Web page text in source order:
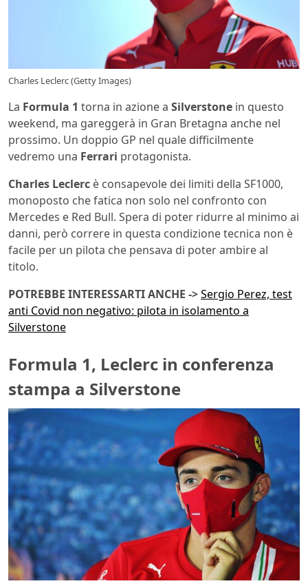
Charles Leclerc (Getty Images)
La Formula 1 torna in azione a Silverstone in questo
weekend, ma gareggerà in Gran Bretagna anche nel
prossimo. Un doppio GP nel quale difficilmente
vedremo una Ferrari protagonista.
Charles Leclerc è consapevole dei limiti della SF1000,
monoposto che fatica non solo nel confronto con
Mercedes e Red Bull. Spera di poter ridurre al minimo ai
danni, però correre in questa condizione tecnica non è
facile per un pilota che pensava di poter ambire al
titolo.
POTREBBE INTERESSARTI ANCHE ->Sergio Perez, test
anti Covid non negativo: pilota in isolamento a
Silverstone
Formula 1, Leclerc in conferenza
stampa a Silverstone